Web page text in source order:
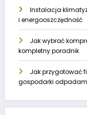
Instalacja
i energooszczędność
Jak wybrać
kompletny poradnik
Jak przygotować
gospodarki